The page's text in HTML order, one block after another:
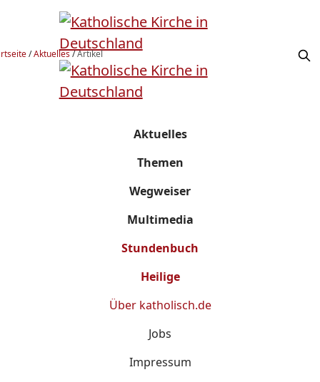
/Aktuelles/Artikel
Aktuelles
Themen
Wegweiser
Multimedia
Stundenbuch
Heilige
Über katholisch.de
Jobs
Impressum